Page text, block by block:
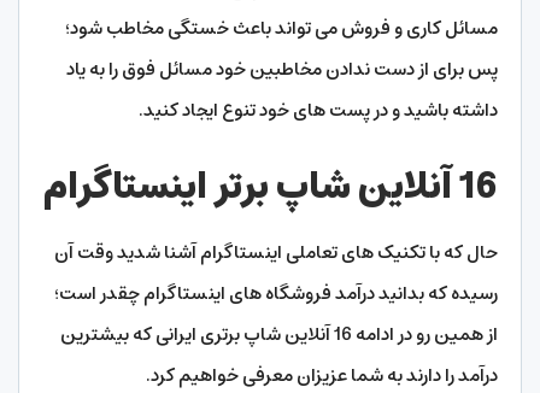
مسائل کاری و فروش می تواند باعث خستگی مخاطب شود؛
پس برای از دست ندادن مخاطبین خود مسائل فوق را به یاد
داشته باشید و در پست های خود تنوع ایجاد کنید.
16 آنلاین شاپ برتر اینستاگرام
حال که با تکنیک های تعاملی اینستاگرام آشنا شدید وقت آن
رسیده که بدانید درآمد فروشگاه های اینستاگرام چقدر است؛
از همین رو در ادامه 16 آنلاین شاپ برتری ایرانی که بیشترین
درآمد را دارند به شما عزیزان معرفی خواهیم کرد.